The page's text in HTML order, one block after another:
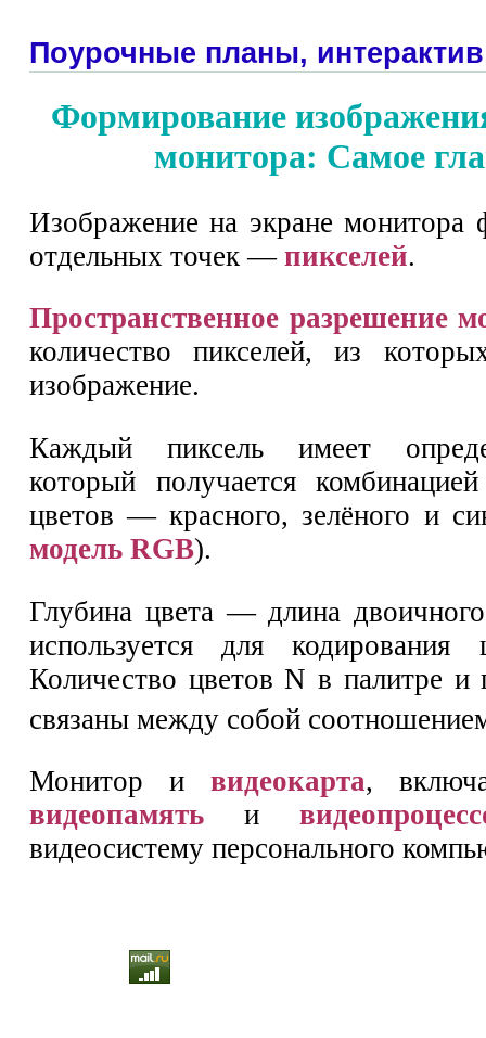
Поурочные планы, интерактив
Формирование
монитора: Самое
Изображение на экране монитора
отдельных точек — пикселей.
Пространственное разрешение
количество пикселей, из
изображение.
Каждый пиксель имеет
который получается
цветов — красного, зелёного и
модель RGB).
Глубина цвета — длина
используется для кодирования
Количество цветов N в палитре и
связаны между собой
Монитор и видеокарта,
видеопамять и
видеосистему персонального